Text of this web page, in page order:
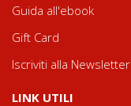
Guida all'ebook
Gift Card
Iscriviti alla Newsletter
LINK UTILI